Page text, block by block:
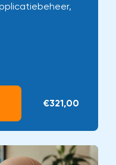
€321,00